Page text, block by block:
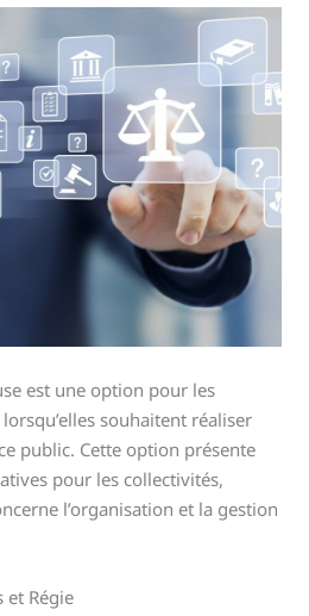
est une option pour les
souhaitent réaliser
public. Cette option présente
pour les collectivités,
l’organisation et la gestion
et Régie